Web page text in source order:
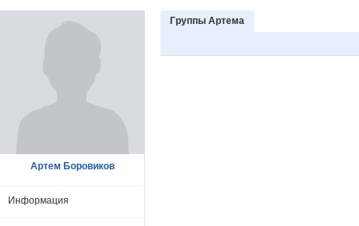
Группы Артема
Артем Боровиков
Информация